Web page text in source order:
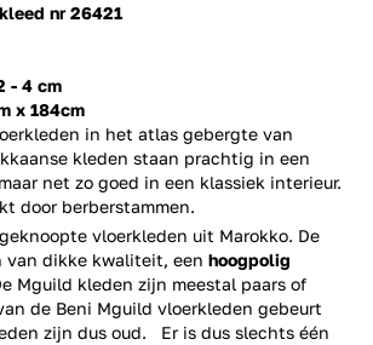
nr 26421
- 4 cm
x 184cm
in het atlas gebergte van
kleden staan prachtig in een
net zo goed in een klassiek interieur.
door berberstammen.
vloerkleden uit Marokko. De
van dikke kwaliteit, een hoogpolig
Mguild kleden zijn meestal paars of
de Beni Mguild vloerkleden gebeurt
zijn dus oud. Er is dus slechts één